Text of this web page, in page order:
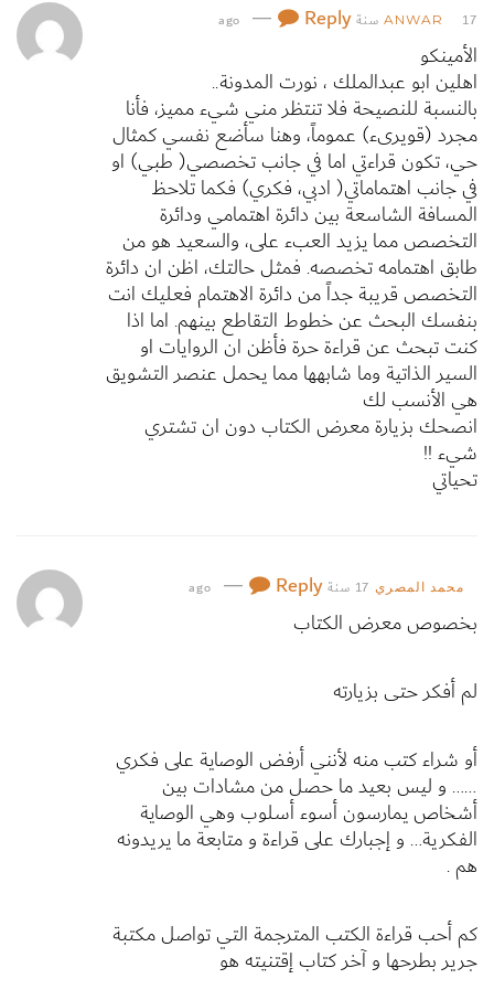
ANWAR 17 سنة ago —
Reply
الأمينكو
اهلين ابو عبدالملك ، نورت المدونة..
بالنسبة للنصيحة فلا تنتظر مني شيء مميز، فأنا
مجرد (قويرىء) عموماً، وهنا سأضع نفسي كمثال
حي، تكون قراءتي اما في جانب تخصصي( طبي) او
في جانب اهتماماتي( ادبي، فكري) فكما تلاحظ
المسافة الشاسعة بين دائرة اهتمامي ودائرة
التخصص مما يزيد العبء على، والسعيد هو من
طابق اهتمامه تخصصه. فمثل حالتك، اظن ان دائرة
التخصص قريبة جداً من دائرة الاهتمام فعليك انت
بنفسك البحث عن خطوط التقاطع بينهم. اما اذا
كنت تبحث عن قراءة حرة فأظن ان الروايات او
السير الذاتية وما شابهها مما يحمل عنصر التشويق
هي الأنسب لك
انصحك بزيارة معرض الكتاب دون ان تشتري
شيء !!
تحياتي
محمد المصري 17 سنة ago —
Reply
بخصوص معرض الكتاب
لم أفكر حتى بزيارته
أو شراء كتب منه لأنني أرفض الوصاية على فكري
…… و ليس بعيد ما حصل من مشادات بين
أشخاص يمارسون أسوء أسلوب وهي الوصاية
الفكرية… و إجبارك على قراءة و متابعة ما يريدونه
هم .
كم أحب قراءة الكتب المترجمة التي تواصل مكتبة
جرير بطرحها و آخر كتاب إقتنيته هو